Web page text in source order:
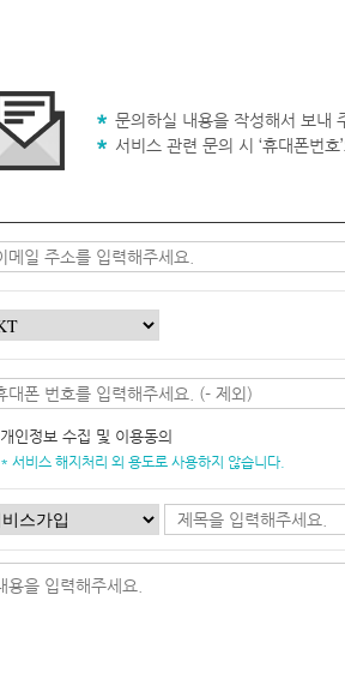
문의하실 내용을 작성해서 보내
서비스 관련 문의 시 ‘휴대폰번
개인정보 수집 및 이용동의
* 서비스 해지처리 외 용도로 사용하지 않습니다.